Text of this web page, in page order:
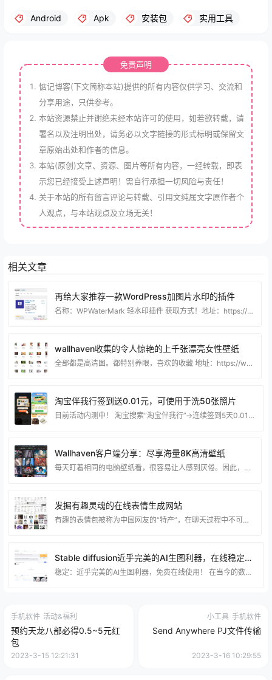
Android Apk 安装包 实用工具
免责声明
惦记博客(下文简称本站)提供的所有内容仅供学习、交流和
分享用途，只供参考。
本站资源禁止并谢绝未经本站许可的使用，如若欲转载，请
署名以及注明出处，请务必以文字链接的形式标明或保留文
章原始出处和作者的信息。
本站(原创)文章、资源、图片等所有内容，一经转载，即表
示您已经接受上述声明！需自行承担一切风险与责任！
关于本站的所有留言评论与转载、引用文纯属文字原作者个
人观点，与本站观点及立场无关！
相关文章
再给大家推荐一款WordPress加图片水印的插件
名称：WPWaterMark 轻水印插件 获取方式！地址：https://cn.wordpress.org/plugins/wpwatermark/ 也可以在WordPress后台插件商店搜索。 个人评价：兼容性好！之前我也推荐过一个自动加水印的插件，但是我把程序换到我自己的服务器就不起作用了！各种删除安装都不生效，但是之前用腾讯云服务器的时候就正常。 往期推荐的插件：https://www.90lhd.com/610.html
wallhaven收集的令人惊艳的上千张漂亮女性壁纸
全部都是高清图。都特别养眼，喜欢的收藏 地址：https://www.aliyundrive.com/s/LekNc7ZDoU8
淘宝伴我行签到送0.01元，可使用于洗50张照片
目前活动内测中！ 淘宝搜索“淘宝伴我行”->连续签到5天0.01亓洗50张照片， 额外送相框一个，全部包邮送到家
Wallhaven客户端分享：尽享海量8K高清壁纸
每天盯着相同的电脑壁纸看，很容易让人感到厌倦。因此，寻找并使用不同的壁纸成为我们电脑使用必不可少的资源。随着电脑高清分辨率的普及，对壁纸质量的要求也大大提高，如2K、4K、8K等。 如果你正在寻找高质量的壁纸，Wallhaven是一个可能能完全满足你需求的网站。你可以在其中找到自己喜欢的图片，并通过右上角的一键设置将其设为桌面壁纸，或通过右下角的一键下载功能进行方便快捷的下载。 资源下载： 文件大小：86.9 MB (91,220,749 字节) 运行平台：Windows 下载地址：蓝奏网盘 备用下载：城通网盘 (
发掘有趣灵魂的在线表情生成网站
有趣的表情包被称为中国网友的“特产”，在聊天过程中不可或缺。它们能够以更生动的方式表达我们的语气和态度，展现出我们有趣的一面。 除了一些平台自带的官方表情，还有一批第三方搞怪表情包。它们来源多样，今天我要推荐一个专业的逗比表情包搜索网站，它不仅提供了丰富多样的表情包，还支持免费简单的DIY，让你的表情库更加丰富多样。 地址：http://www.dbbqb.com/
Stable diffusion近乎完美的AI生图利器，在线稳定一键即用，过万授权模型免费享用！
稳定：近乎完美的AI生图利器，免费在线使用！ 在当今的数字时代，人们对于图像处理和创作的需求越来越高。然而，要使用高质量的图像处理工具，往往需要付出昂贵的费用。但是，现在有一个令人惊喜的消息！有一个名为”Stable diffusion”的AI生图利器，它以其稳定性和高质量的图像生成效果赢得了用户的热爱，并且最重要的是，它完全免费！ Stable diffusion是一个在线AI生图工具，它搭载了一系列过万授权的模型，为用户提供了丰富多样的图像处理功能。不论您是想要美化照片，合成特效图，还是
手机软件 活动&福利
预约天龙八部必得0.5~5元红
包
2023-3-15 12:21:31
小工具 手机软件
Send Anywhere PJ文件传输
2023-3-16 10:29:55